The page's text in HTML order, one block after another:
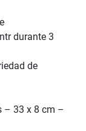
durante 3
de
– 33 x 8 cm –